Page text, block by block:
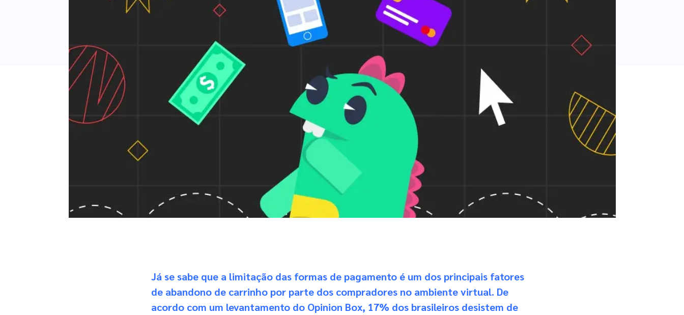
Já se sabe que a limitação das formas de pagamento é um dos principais fatores
de abandono de carrinho por parte dos compradores no ambiente virtual. De
acordo com um levantamento do Opinion Box, 17% dos brasileiros desistem de